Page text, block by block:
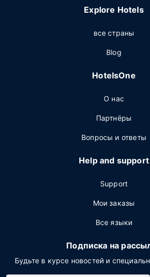
Explore Hotels
все страны
Blog
HotelsOne
О нас
Партнёры
Вопросы и ответы
Help and support
Support
Мои заказы
Все языки
Подписка на
Будьте в курсе новостей и